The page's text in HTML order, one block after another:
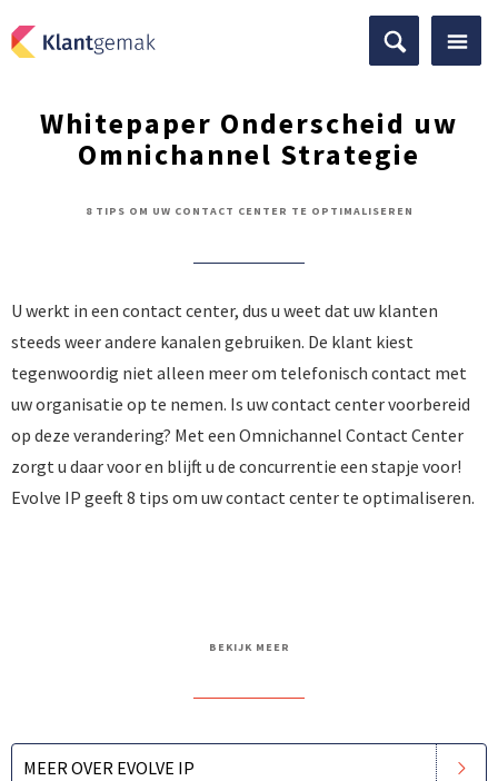
Whitepaper Onderscheid uw
Omnichannel Strategie
8 TIPS OM UW CONTACT CENTER TE OPTIMALISEREN
U werkt in een contact center, dus u weet dat uw klanten
steeds weer andere kanalen gebruiken. De klant kiest
tegenwoordig niet alleen meer om telefonisch contact met
uw organisatie op te nemen. Is uw contact center voorbereid
op deze verandering? Met een Omnichannel Contact Center
zorgt u daar voor en blijft u de concurrentie een stapje voor!
Evolve IP geeft 8 tips om uw contact center te optimaliseren.
BEKIJK MEER
MEER OVER EVOLVE IP